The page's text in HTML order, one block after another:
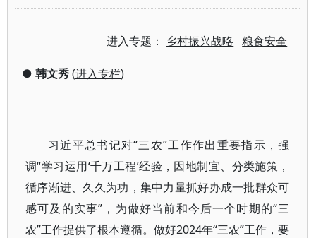
进入专题： 乡村振兴战略 粮食安全
● 韩文秀(进入专栏)
习近平总书记对“三农”工作作出重要指示，强
调“学习运用‘千万工程’经验，因地制宜、分类施策，
循序渐进、久久为功，集中力量抓好办成一批群众可
感可及的实事”，为做好当前和今后一个时期的“三
农”工作提供了根本遵循。做好2024年“三农”工作，要